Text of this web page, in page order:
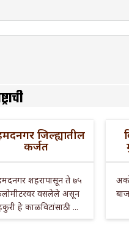
जिल्ह्यातील
कर्जत
शहरापासून ते ७५
वसलेले असून
हे काळविटांसाठी ...